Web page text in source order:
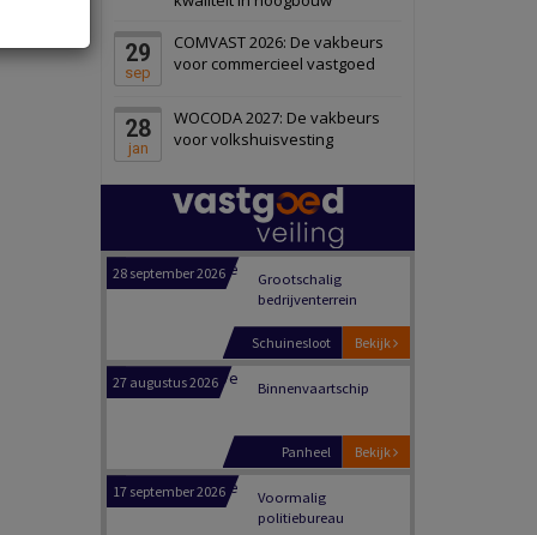
29
sep
COMVAST 2026: De vakbeurs
voor commercieel vastgoed
28
jan
WOCODA 2027: De vakbeurs
voor volkshuisvesting
Schiedam
22 september 2026 Attractiepark
Bekijk
Oranje
28 september 2026
bedrijventerrein
Schuinesloot
27 augustus 2026 Binnenvaartschip
Bekijk
Panheel
17 september 2026
Voormalig
Bekijk
Dordrecht
17 september 2026
Voormalig
politiebureau